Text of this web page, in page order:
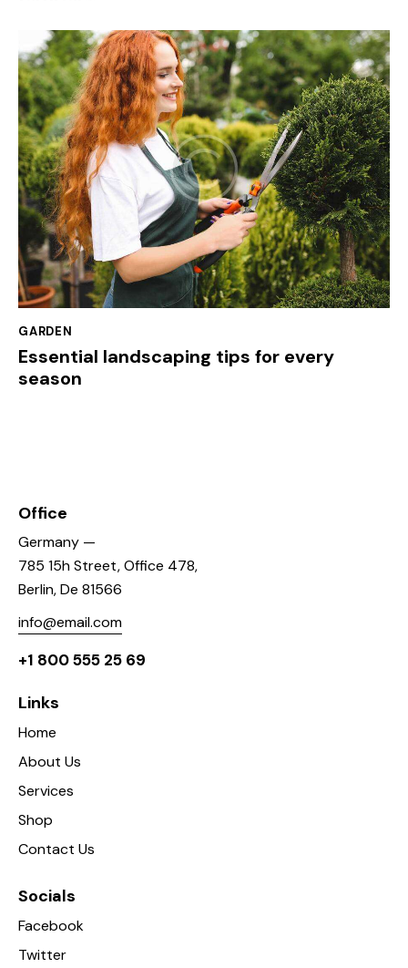
GARDEN
Essential landscaping tips for every
season
Office
Germany —
785 15h Street, Office 478,
Berlin, De 81566
info@email.com
+1 800 555 25 69
Links
Home
About Us
Services
Shop
Contact Us
Socials
Facebook
Twitter